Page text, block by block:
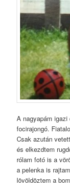
A nagyapám
focirajongó.
Csak azután
és elkezdtem
rólam fotó is a
a pelenka is
lövöldöztem a